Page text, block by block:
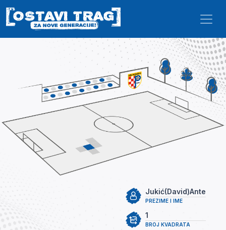
Skip to main content
PREZIME I IME
Jukić(David)Ante
BROJ KVADRATA
1